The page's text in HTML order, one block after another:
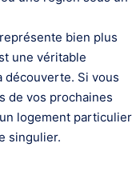
bien plus
une véritable
découverte. Si vous
de vos prochaines
logement particulier
singulier.